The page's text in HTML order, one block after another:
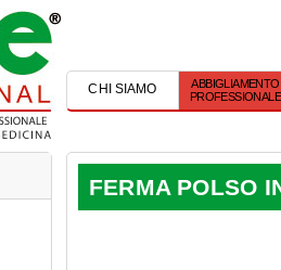
CHI SIAMO
ABBIGLIAMENTO
PROFESSIONALE
FERMA POLSO